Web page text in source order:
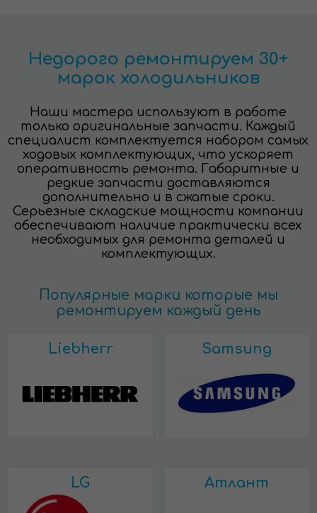
Недорого ремонтируем 30+
марок холодильников
Наши мастера используют в работе
только оригинальные запчасти. Каждый
специалист комплектуется набором самых
ходовых комплектующих, что ускоряет
оперативность ремонта. Габаритные и
редкие запчасти доставляются
дополнительно и в сжатые сроки.
Серьезные складские мощности компании
обеспечивают наличие практически всех
необходимых для ремонта деталей и
комплектующих.
Популярные марки которые мы
ремонтируем каждый день
Liebherr Samsung
LG Атлант